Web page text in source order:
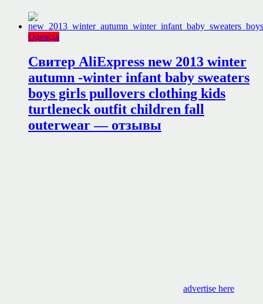
Одежда
Свитер AliExpress new 2013 winter
autumn -winter infant baby sweaters
boys girls pullovers clothing kids
turtleneck outfit children fall
outerwear — отзывы
advertise here